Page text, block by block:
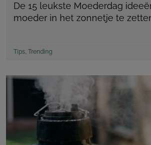
De 15 leukste Moederdag
moeder in het zonnetje te
Tips, Trending